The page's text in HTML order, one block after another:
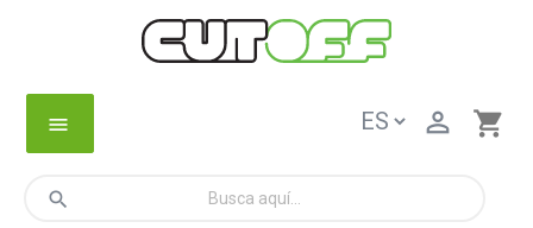
menu shopping_cart

search